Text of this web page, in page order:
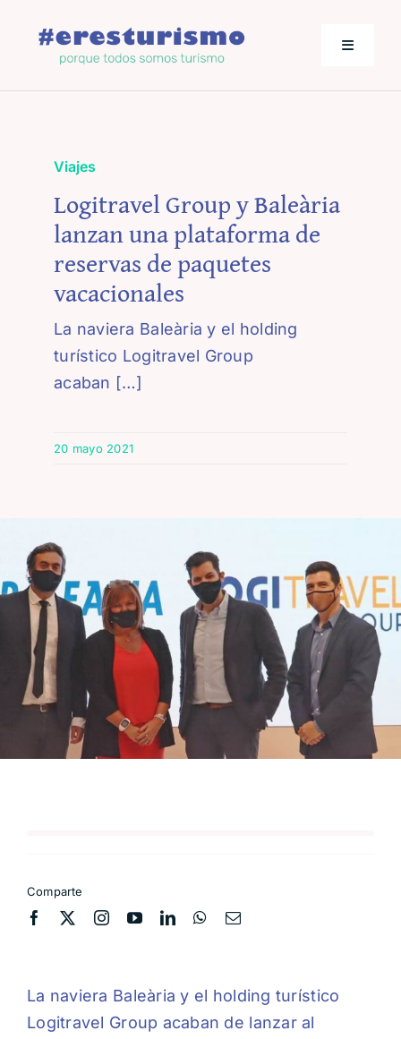
contenido
Toggle
Los empresarios hablan
Jornadas de Turismo
Viajes
Logitravel Group y Baleària
lanzan una plataforma de
reservas de paquetes
vacacionales
La naviera Baleària y el holding
turístico Logitravel Group
acaban […]
20 mayo 2021
Comparte
La naviera Baleària y el holding turístico
Logitravel Group acaban de lanzar al